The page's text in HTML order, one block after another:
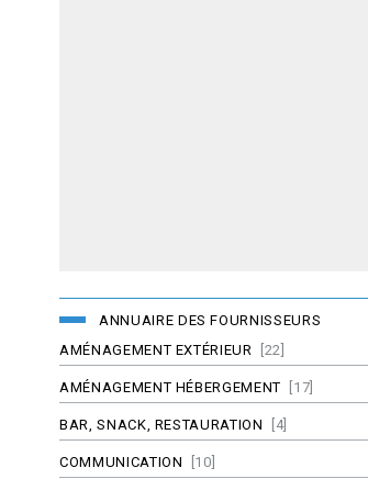
ANNUAIRE DES FOURNISSEURS
AMÉNAGEMENT EXTÉRIEUR
[22]
AMÉNAGEMENT HÉBERGEMENT [17]
BAR, SNACK, RESTAURATION [4]
COMMUNICATION [10]